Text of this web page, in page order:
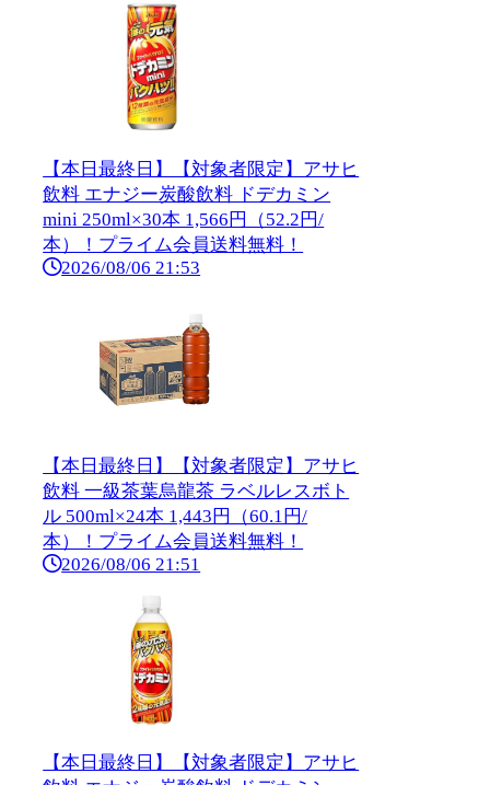
【本日最終日】【対象者限定】アサヒ
飲料 エナジー炭酸飲料 ドデカミン
mini 250ml×30本 1,566円（52.2円/
本）！プライム会員送料無料！
2026/08/06 21:53
【本日最終日】【対象者限定】アサヒ
飲料 一級茶葉烏龍茶 ラベルレスボト
ル 500ml×24本 1,443円（60.1円/
本）！プライム会員送料無料！
2026/08/06 21:51
【本日最終日】【対象者限定】アサヒ